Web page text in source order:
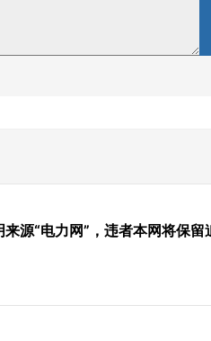
源“电力网”，违者本网将保